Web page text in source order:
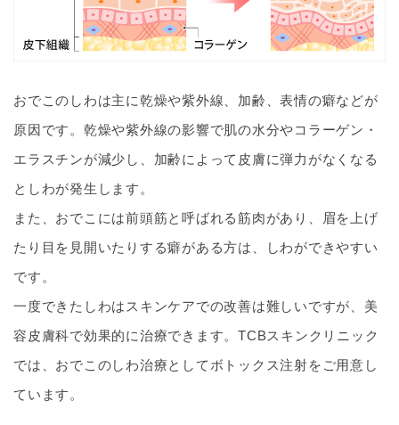
おでこのしわは主に乾燥や紫外線、加齢、表情の癖などが
原因です。乾燥や紫外線の影響で肌の水分やコラーゲン・
エラスチンが減少し、加齢によって皮膚に弾力がなくなる
としわが発生します。
また、おでこには前頭筋と呼ばれる筋肉があり、眉を上げ
たり目を見開いたりする癖がある方は、しわができやすい
です。
一度できたしわはスキンケアでの改善は難しいですが、美
容皮膚科で効果的に治療できます。TCBスキンクリニック
では、おでこのしわ治療としてボトックス注射をご用意し
ています。